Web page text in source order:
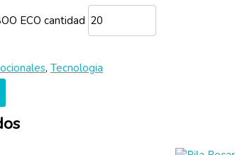
ECO cantidad
, Tecnologia